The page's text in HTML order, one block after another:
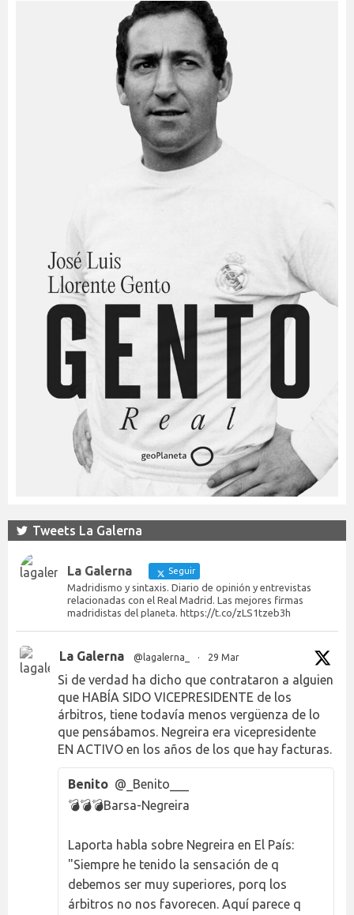
Tweets La Galerna
La Galerna Seguir
Madridismo y sintaxis. Diario de opinión y entrevistas
relacionadas con el Real Madrid. Las mejores firmas
madridistas del planeta. https://t.co/zLS1tzeb3h
La Galerna @lagalerna_ · 29 Mar
Si de verdad ha dicho que contrataron a alguien
que HABÍA SIDO VICEPRESIDENTE de los
árbitros, tiene todavía menos vergüenza de lo
que pensábamos. Negreira era vicepresidente
EN ACTIVO en los años de los que hay facturas.
Benito @_Benito___
💣💣💣Barsa-Negreira
Laporta habla sobre Negreira en El País:
"Siempre he tenido la sensación de q
debemos ser muy superiores, porq los
árbitros no nos favorecen. Aquí parece q